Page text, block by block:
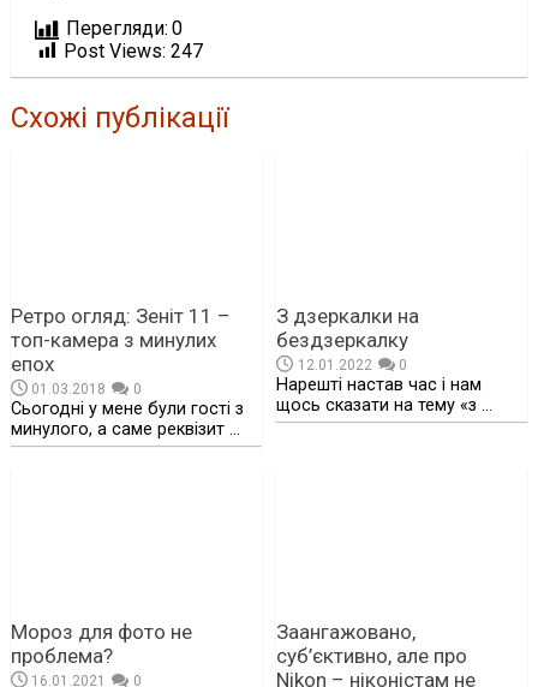
Перегляди: 0
Post Views: 247
Схожі публікації
Ретро огляд: Зеніт 11 –
топ-камера з минулих
епох
01.03.2018 0
Сьогодні у мене були гості з
минулого, а саме реквізит …
З дзеркалки на
бездзеркалку
12.01.2022 0
Нарешті настав час і нам
щось сказати на тему «з …
Мороз для фото не
проблема?
16.01.2021 0
Заангажовано,
суб’єктивно, але про
Nikon – ніконістам не